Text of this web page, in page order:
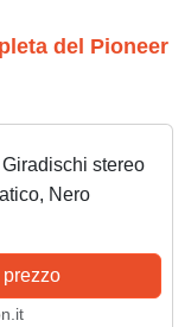
del Pioneer
stereo
Nero